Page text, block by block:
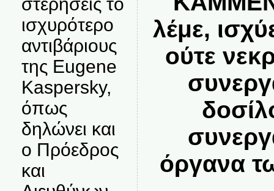
ισχυρότερο
αντιβάριους
της Eugene
Kaspersky,
όπως
δηλώνει και
ο Πρόεδρος
και
λέμε,
ούτε
όργανα